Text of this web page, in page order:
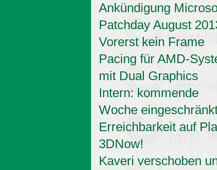
Ankündigung
Patchday August
Vorerst kein Frame
Pacing für AMD-
mit Dual Graphics
Intern: kommende
Woche
Erreichbarkeit auf
3DNow!
Kaveri verschoben